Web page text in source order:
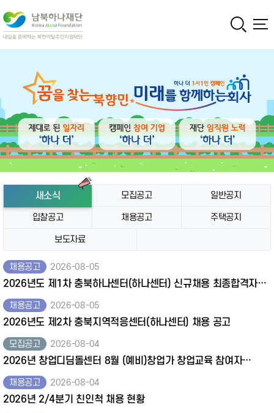
새소식 모집공고 일반공지
입찰공고 채용공고 주택공지
보도자료
채용공고 2026-08-05
2026년도 제1차 충북하나센터(하나센터) 신규채용 최종합격자
공고
채용공고 2026-08-05
2026년도 제2차 충북지역적응센터(하나센터) 채용 공고
모집공고 2026-08-04
2026년 창업디딤돌센터 8월 (예비)창업가 창업교육 참여자
모집공고(~8.21)
채용공고 2026-08-04
2026년 2/4분기 친인척 채용 현황